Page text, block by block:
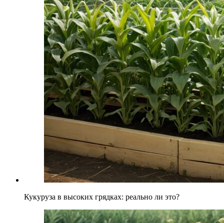
Кукуруза в высоких грядках: реально ли это?